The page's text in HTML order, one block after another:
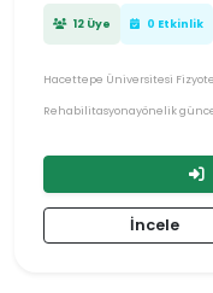
12 Üye 0 Etkinlik
Hacettepe Üniversitesi
Rehabilitasyonayönelik
İncele